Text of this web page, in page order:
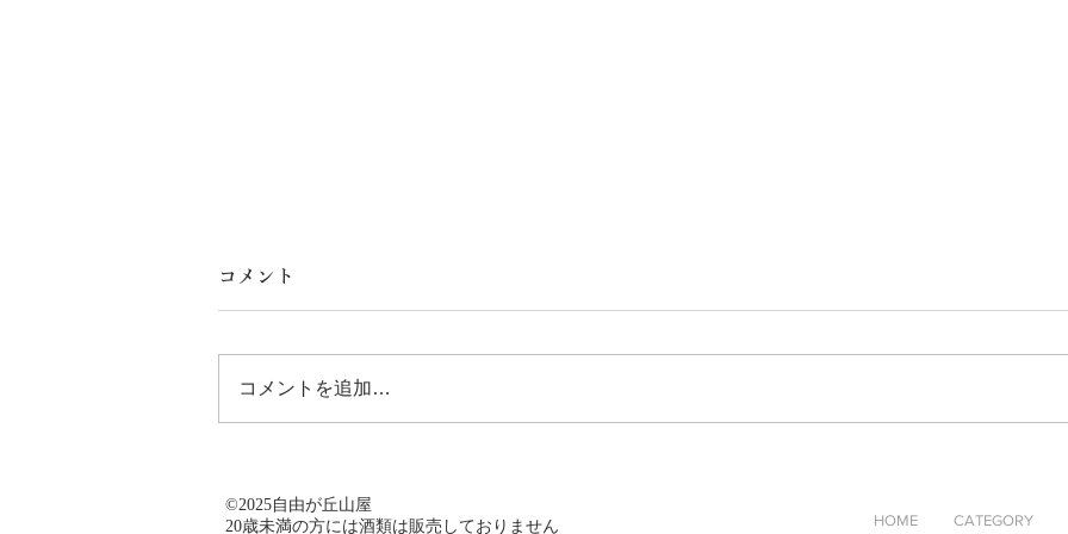
ー）|アイリッシュ|ブレンデ
マン サナイグ）|スコッチ|ヘ
Bay
コメント
コメントを追加…
©️2025自由が丘山屋
​20歳未満の方には酒類は販売しておりません
HOME CATEGORY